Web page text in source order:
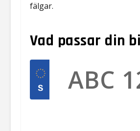
fälgar.
Vad passar din